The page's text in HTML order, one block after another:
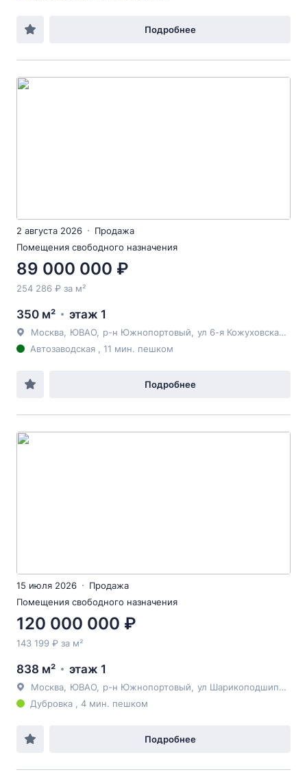
Подробнее
2 августа 2026
Продажа
Помещения свободного назначения
89 000 000 ₽
254 286 ₽ за м²
350 м² этаж 1
Москва ЮВАО р-н Южнопортовый ул 6-я Кожуховская , 3к2
Автозаводская , 11 мин. пешком
Подробнее
15 июля 2026
Продажа
Помещения свободного назначения
120 000 000 ₽
143 199 ₽ за м²
838 м² этаж 1
Москва ЮВАО р-н Южнопортовый
ул Шарикоподшипниковская
Дубровка , 4 мин. пешком
Подробнее